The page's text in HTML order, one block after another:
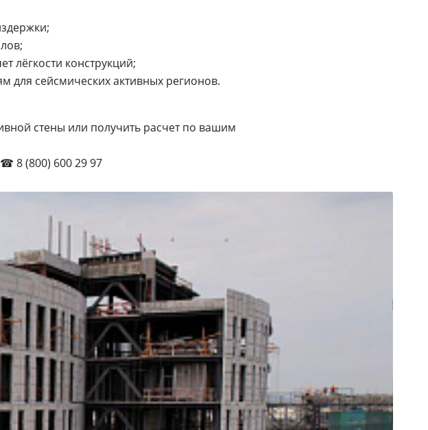
лёгкости конструкций;
для сейсмических активных регионов.
стены или получить расчет по вашим
8 (800) 600 29 97